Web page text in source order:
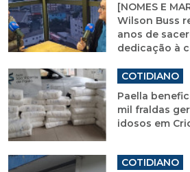
[NOMES E
Wilson Buss
anos de
dedicação à
COTIDIANO
Paella
mil fraldas
idosos em
COTIDIANO